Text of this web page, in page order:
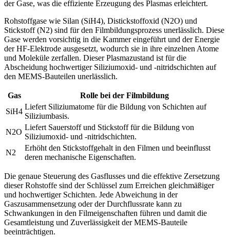
der Gase, was die effiziente Erzeugung des Plasmas erleichtert.
Rohstoffgase wie Silan (SiH4), Distickstoffoxid (N2O) und
Stickstoff (N2) sind für den Filmbildungsprozess unerlässlich. Diese
Gase werden vorsichtig in die Kammer eingeführt und der Energie
der HF-Elektrode ausgesetzt, wodurch sie in ihre einzelnen Atome
und Moleküle zerfallen. Dieser Plasmazustand ist für die
Abscheidung hochwertiger Siliziumoxid- und -nitridschichten auf
den MEMS-Bauteilen unerlässlich.
Gas
Rolle bei der Filmbildung
SiH4
Liefert Siliziumatome für die Bildung von Schichten auf
Siliziumbasis.
N2O
Liefert Sauerstoff und Stickstoff für die Bildung von
Siliziumoxid- und -nitridschichten.
N2
Erhöht den Stickstoffgehalt in den Filmen und beeinflusst
deren mechanische Eigenschaften.
Die genaue Steuerung des Gasflusses und die effektive Zersetzung
dieser Rohstoffe sind der Schlüssel zum Erreichen gleichmäßiger
und hochwertiger Schichten. Jede Abweichung in der
Gaszusammensetzung oder der Durchflussrate kann zu
Schwankungen in den Filmeigenschaften führen und damit die
Gesamtleistung und Zuverlässigkeit der MEMS-Bauteile
beeinträchtigen.